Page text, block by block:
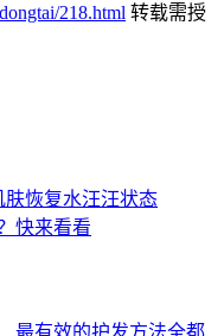
218.html 转载需授
肤恢复水汪汪状态
快来看看